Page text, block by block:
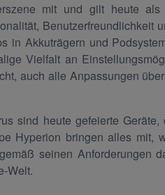
mit und gilt heute
Benutzerfreundlichkeit
in Akkuträgern und
Vielfalt an
auch alle Anpassungen
sind heute gefeierte Geräte,
Hyperion bringen alles mit,
seinen Anforderungen
Welt.